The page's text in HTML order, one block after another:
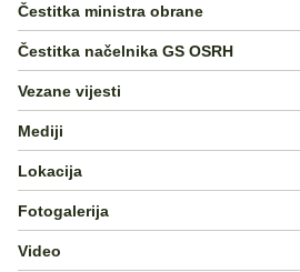
Čestitka ministra obrane
Čestitka načelnika GS OSRH
Vezane vijesti
Mediji
Lokacija
Fotogalerija
Video